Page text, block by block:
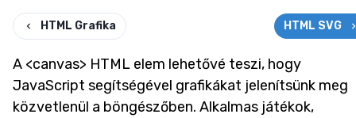
HTML Grafika HTML SVG
A <canvas> HTML elem lehetővé teszi, hogy
JavaScript segítségével grafikákat jelenítsünk meg
közvetlenül a böngészőben. Alkalmas játékok,